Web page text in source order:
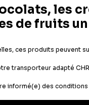
Livraison rapide 24/48h
Offerte dès 69 € en point